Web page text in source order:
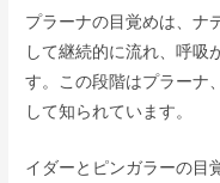
プラーナの目覚めは、ナ
して継続的に流れ、呼吸
す。この段階はプラーナ
して知られています。
イダーとピンガラーの目